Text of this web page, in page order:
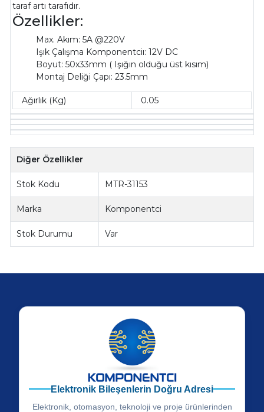
taraf artı tarafıdır.
Özellikler:
Max. Akım: 5A @220V
Işık Çalışma Komponentciı: 12V DC
Boyut: 50x33mm ( Işığın olduğu üst kısım)
Montaj Deliği Çapı: 23.5mm
Ağırlık (Kg) 0.05
Diğer Özellikler
Stok Kodu MTR-31153
Marka Komponentci
Stok Durumu Var
Elektronik Bileşenlerin Doğru Adresi
Elektronik, otomasyon, teknoloji ve proje ürünlerinden